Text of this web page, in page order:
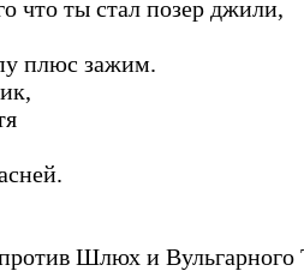
что ты стал позер джили,
плюс зажим.
Шлюх и Вульгарного